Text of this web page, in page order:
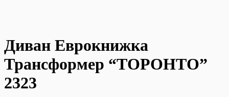
Диван Еврокнижка
Трансформер “ТОРОНТО”
2323